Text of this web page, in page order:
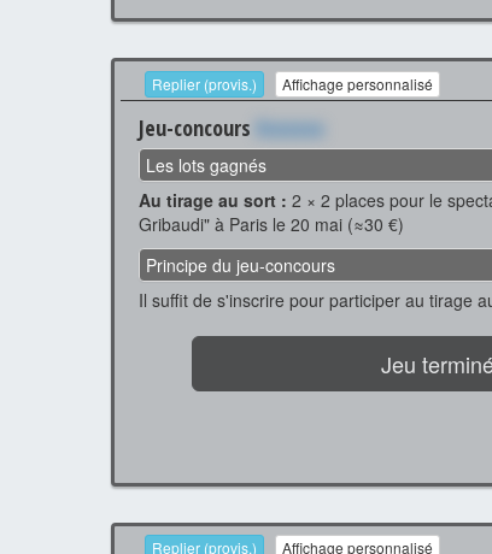
Replier (provis.) Affichage personnalisé
Jeu-concours Xxxxxxx
Les lots gagnés
Au tirage au sort : 2 × 2 places pour le
Gribaudi" à Paris le 20 mai (≈30 €)
Principe du jeu-concours
Il suffit de s'inscrire pour participer au tirage
Jeu
Replier (provis.) Affichage personnalisé